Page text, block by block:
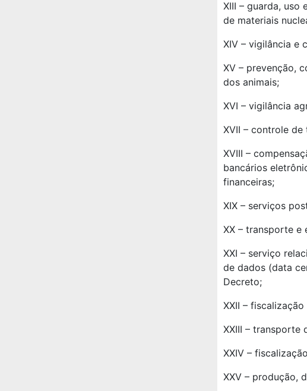
XIII – guarda, uso
de materiais
XIV – vigilância e
XV – prevenção,
dos animais;
XVI – vigilância
XVII – controle
XVIII –
bancários
financeiras;
XIX – serviços
XX – transporte e
XXI – serviço
de dados (data
Decreto;
XXII –
XXIII – transporte
XXIV –
XXV – produção,